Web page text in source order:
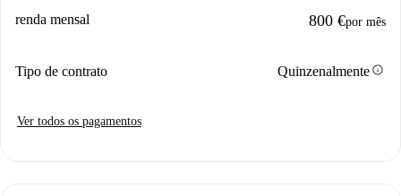
renda mensal 800 €por mês
Tipo de contrato Quinzenalmenteinfo
Ver todos os pagamentos